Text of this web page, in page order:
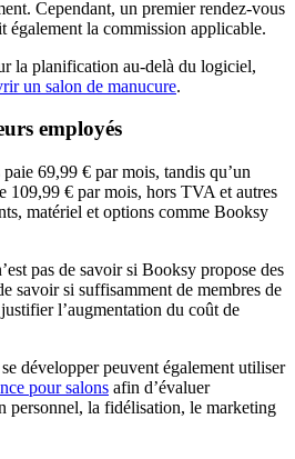
Cependant, un premier rendez-vous
également la commission applicable.
la planification au‑delà du logiciel,
un salon de manucure.
employés
69,99 € par mois, tandis qu’un
109,99 € par mois, hors TVA et autres
matériel et options comme Booksy
pas de savoir si Booksy propose des
savoir si suffisamment de membres de
l’augmentation du coût de
développer peuvent également utiliser
pour salons afin d’évaluer
personnel, la fidélisation, le marketing